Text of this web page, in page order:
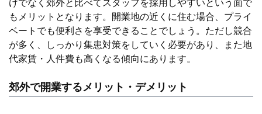
もメリットとなります。開業地の近くに住む場合、プライ
ベートでも便利さを享受できることでしょう。ただし競合
が多く、しっかり集患対策をしていく必要があり、また地
代家賃・人件費も高くなる傾向にあります。
郊外で開業するメリット・デメリット